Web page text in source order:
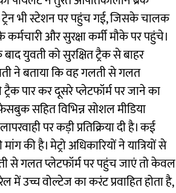
ट्रेन भी स्टेशन पर पहुंच गई, जिसके चालक
और सुरक्षा कर्मी मौके पर पहुंचे।
युवती को सुरक्षित ट्रैक से बाहर
ने बताया कि वह गलती से गलत
पार कर दूसरे प्लेटफॉर्म पर जाने का
फेसबुक सहित विभिन्न सोशल मीडिया
पर कड़ी प्रतिक्रिया दी है। कई
की है। मेट्रो अधिकारियों ने यात्रियों से
से गलत प्लेटफॉर्म पर पहुंच जाएं तो केवल
में उच्च वोल्टेज का करंट प्रवाहित होता है,